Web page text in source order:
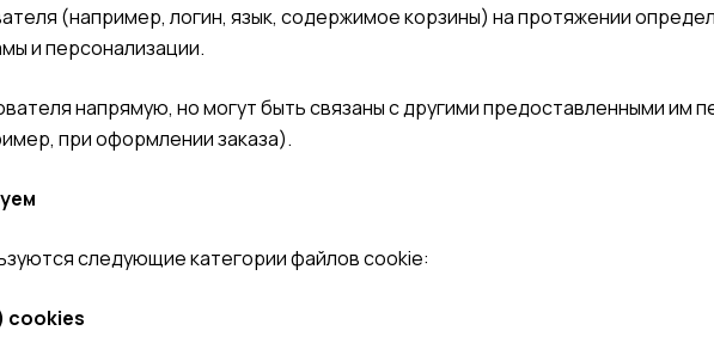
(например, логин, язык, содержимое корзины) на протяжении
и персонализации.
напрямую, но могут быть связаны с другими предоставленными им
при оформлении заказа).
следующие категории файлов cookie:
cookies